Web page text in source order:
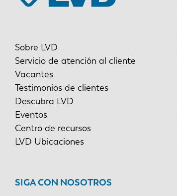
Sobre LVD
Servicio de atención al cliente
Vacantes
Testimonios de clientes
Descubra LVD
Eventos
Centro de recursos
LVD Ubicaciones
SIGA CON NOSOTROS